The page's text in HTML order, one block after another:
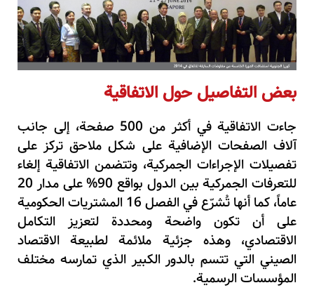
بعض التفاصيل حول الاتفاقية
جاءت الاتفاقية في أكثر من 500 صفحة، إلى جانب
آلاف الصفحات الإضافية على شكل ملاحق تركز على
تفصيلات الإجراءات الجمركية، وتتضمن الاتفاقية إلغاء
للتعرفات الجمركية بين الدول بواقع 90% على مدار 20
عاماً، كما أنها تُشرّع في الفصل 16 المشتريات الحكومية
على أن تكون واضحة ومحددة لتعزيز التكامل
الاقتصادي، وهذه جزئية ملائمة لطبيعة الاقتصاد
الصيني التي تتسم بالدور الكبير الذي تمارسه مختلف
المؤسسات الرسمية.